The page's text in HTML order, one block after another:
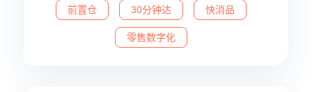
前置仓 30分钟达 快消品
零售数字化